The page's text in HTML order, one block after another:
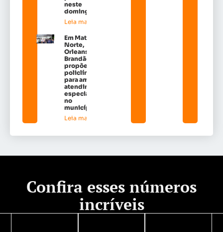
neste
domingo
Leia mais »
Em Matões do
Norte,
Orleans
Brandão
propõe
policlínicas
para ampliar
atendimento
especializado
no
município*
Leia mais »
Confira esses números
incríveis